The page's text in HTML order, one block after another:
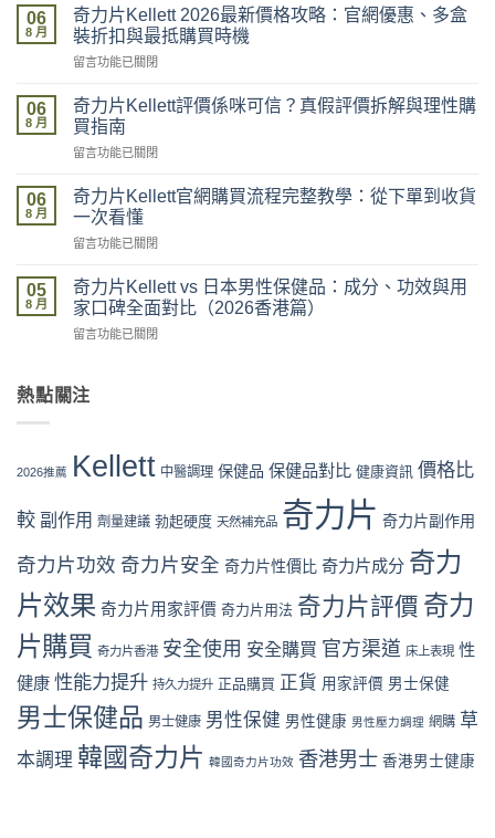
力
片
Kellett
邊
買
最
全？
網
vs
藥
房
網
店
代
險
全
析〉
中
06
8 月
奇力片Kellett 2026最新價格攻略：官網優惠、多盒
裝折扣與最抵購買時機
在
力
片
Kellett
2026
新
攻
官
網
優
惠、
裝
與
最
購
買
機〉
留言功能已關閉
06
8 月
奇力片Kellett評價係咪可信？真假評價拆解與理性購
買指南
在
力
片
Kellett
評
係
咪
信？
評
解
與
性
購
指
中
留言功能已關閉
06
8 月
奇力片Kellett官網購買流程完整教學：從下單到收貨
一次看懂
在
力
片
Kellett
官
買
整
從
單
收
貨
一
次
看
懂〉
中
留言功能已關閉
05
8 月
奇力片Kellett vs 日本男性保健品：成分、功效與用
家口碑全面對比（2026香港篇）
在
片
本
保
品：
成
分、
功
效
與
用
家
口
碑
全
面
留言功能已關閉
熱點關注
2026推薦 Kellett 中醫調理 保健品 保健品對比 健康資訊 價格比
較 副作用 劑量建議 勃起硬度 天然補充品 奇力片 奇力片副作用
奇力片功效 奇力片安全 奇力片性價比 奇力片成分 奇力
片效果 奇力片用家評價 奇力片用法 奇力片評價 奇力
片購買 奇力片香港 安全使用 安全購買 官方渠道 床上表現 性
健康 性能力提升 持久力提升 正品購買 正貨 用家評價 男士保健
男士保健品 男士健康 男性保健 男性健康 男性壓力調理 網購 草
本調理 韓國奇力片 韓國奇力片功效 香港男士 香港男士健康